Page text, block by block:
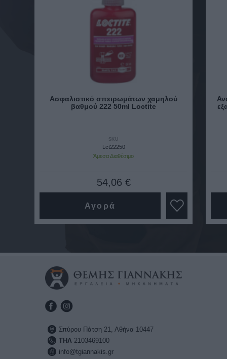
Ασφαλιστικό σπειρωμάτων χαμηλού
βαθμού 222 50ml Loctite
SKU
Lct22250
Άμεσα Διαθέσιμο
54,06 €
Αγορά
Σπύρου Πάτση 21, Αθήνα 10447
ΤΗΛ2103469100
info@tgiannakis.gr